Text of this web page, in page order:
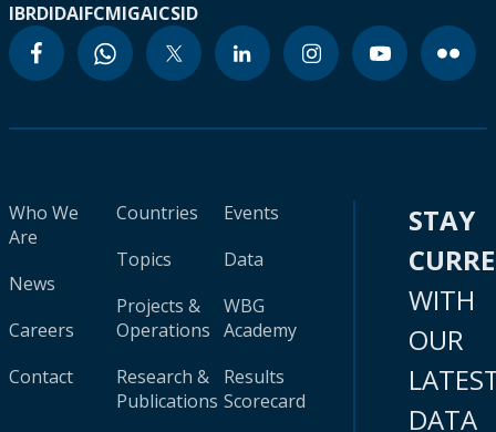
IBRDIDAIFCMIGAICSID
Who We
Are
News
Careers
Contact
Countries
Topics
Projects &
Operations
Research &
Publications
Events
Data
WBG
Academy
Results
Scorecard
STAY
WITH
OUR
DATA